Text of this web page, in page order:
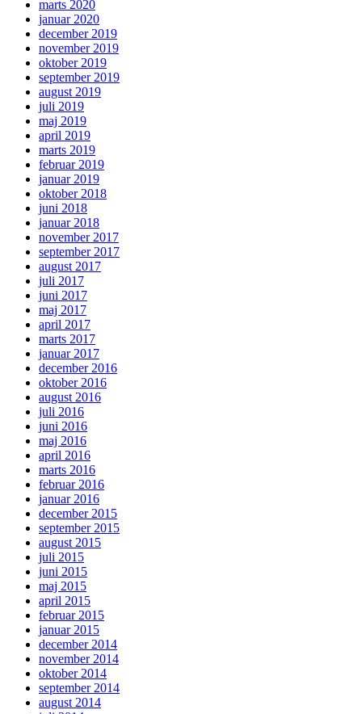
marts 2020
januar 2020
december 2019
november 2019
oktober 2019
september 2019
august 2019
juli 2019
maj 2019
april 2019
marts 2019
februar 2019
januar 2019
oktober 2018
juni 2018
januar 2018
november 2017
september 2017
august 2017
juli 2017
juni 2017
maj 2017
april 2017
marts 2017
januar 2017
december 2016
oktober 2016
august 2016
juli 2016
juni 2016
maj 2016
april 2016
marts 2016
februar 2016
januar 2016
december 2015
september 2015
august 2015
juli 2015
juni 2015
maj 2015
april 2015
februar 2015
januar 2015
december 2014
november 2014
oktober 2014
september 2014
august 2014